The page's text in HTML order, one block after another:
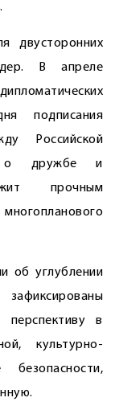
двусторонних
В апреле
подписания
Российской
о дружбе и
прочным
об углублении
в
культурно-